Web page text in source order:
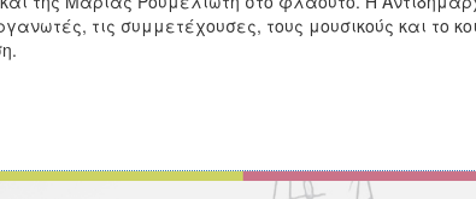
τις συμμετέχουσες, τους μουσικούς και το